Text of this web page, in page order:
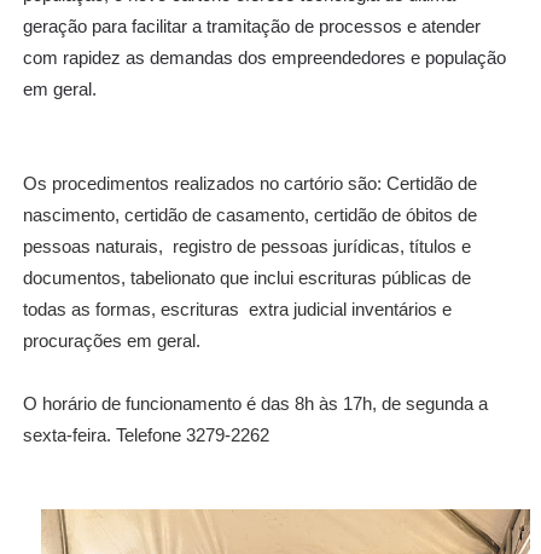
geração para facilitar a tramitação de processos e atender
com rapidez as demandas dos empreendedores e população
em geral.
Os procedimentos realizados no cartório são: Certidão de
nascimento, certidão de casamento, certidão de óbitos de
pessoas naturais, registro de pessoas jurídicas, títulos e
documentos, tabelionato que inclui escrituras públicas de
todas as formas, escrituras extra judicial inventários e
procurações em geral.
O horário de funcionamento é das 8h às 17h, de segunda a
sexta-feira. Telefone 3279-2262